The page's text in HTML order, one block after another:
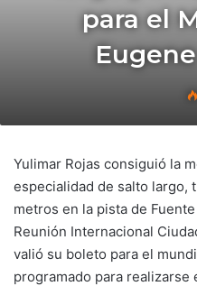
para el
Yulimar Rojas consiguió la
especialidad de salto largo,
metros en la pista de
Reunión Internacional
valió su boleto para el
programado para realizarse